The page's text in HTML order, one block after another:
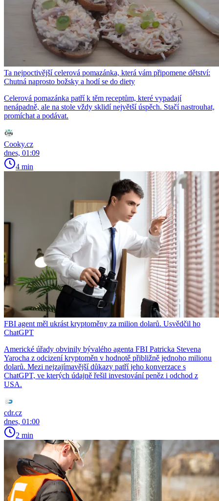
Ta nejpoctivější celerová pomazánka, která vám připomene dětství:
Chutná naprosto božsky a hodí se do diety
Celerová pomazánka patří k těm receptům, které vypadají
nenápadně, ale na stole vždy sklidí největší úspěch. Stačí nastrouhat,
promíchat a podávat.
Cooky.cz
dnes, 01:09
4 min
FBI agent měl ukrást kryptoměny za milion dolarů. Usvědčil ho
ChatGPT
Americké úřady obvinily bývalého agenta FBI Patricka Stevena
Yarocha z odcizení kryptoměn v hodnotě přibližně jednoho milionu
dolarů. Mezi nejzajímavější důkazy patří jeho konverzace s
ChatGPT, ve kterých údajně řešil investování peněz i odchod z
USA.
cdr.cz
dnes, 01:00
2 min